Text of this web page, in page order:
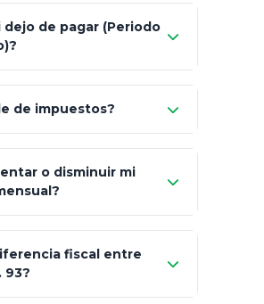
GNP (Proyecta)
Monterrey
Skandia (Crea)
(MetaLife)
dejo de pagar (Periodo
de impuestos?
o disminuir mi
fiscal entre
93?